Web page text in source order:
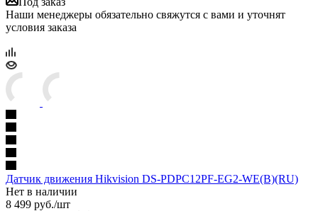
Наши менеджеры обязательно свяжутся с вами и уточнят
условия заказа
Датчик движения Hikvision DS-PDPC12PF-EG2-WE(B)(RU)
Нет в наличии
8 499 руб./шт